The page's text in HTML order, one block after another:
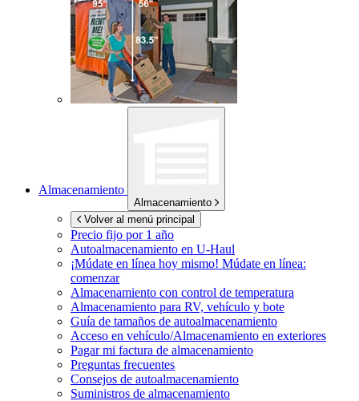
Almacenamiento
Almacenamiento
Volver al menú principal
Precio fijo por 1 año
Autoalmacenamiento en U-Haul
¡Múdate en línea hoy mismo! Múdate en línea:
comenzar
Almacenamiento con control de temperatura
Almacenamiento para RV, vehículo y bote
Guía de tamaños de autoalmacenamiento
Acceso en vehículo/Almacenamiento en exteriores
Pagar mi factura de almacenamiento
Preguntas frecuentes
Consejos de autoalmacenamiento
Suministros de almacenamiento